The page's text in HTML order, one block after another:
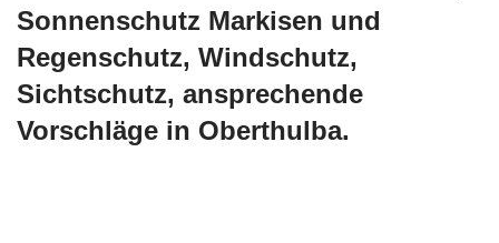
Sonnenschutz Markisen und
Regenschutz, Windschutz,
Sichtschutz, ansprechende
Vorschläge in Oberthulba.